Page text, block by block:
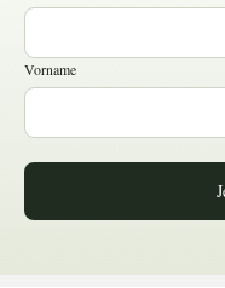
Vorname